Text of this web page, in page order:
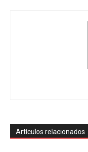
Artículos relacionados